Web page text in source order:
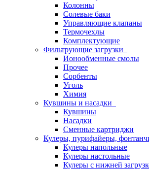
Колонны
Солевые баки
Управляющие клапаны
Термочехлы
Комплектующие
Фильтрующие загрузки
Ионообменные смолы
Прочее
Сорбенты
Уголь
Химия
Кувшины и насадки
Кувшины
Насадки
Сменные картриджи
Кулеры, пурифайеры,
Кулеры напольные
Кулеры настольные
Кулеры с нижней